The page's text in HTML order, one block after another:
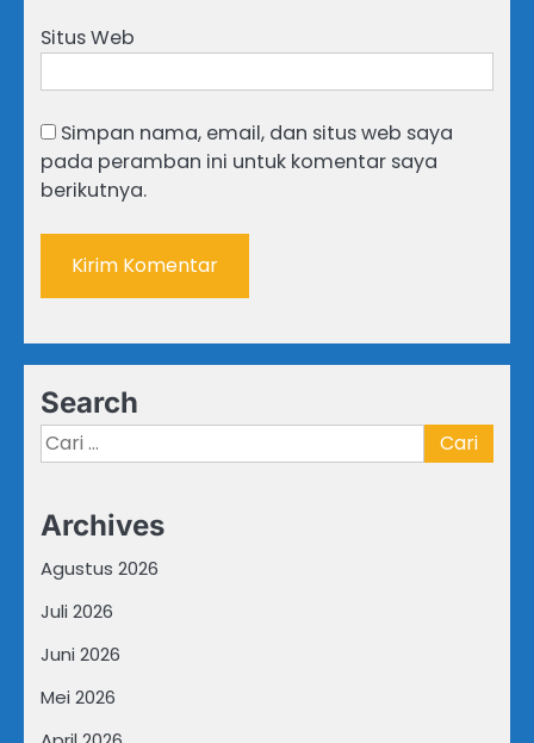
Situs Web
Simpan nama, email, dan situs web saya
pada peramban ini untuk komentar saya
berikutnya.
Search
Cari
untuk:
Archives
Agustus 2026
Juli 2026
Juni 2026
Mei 2026